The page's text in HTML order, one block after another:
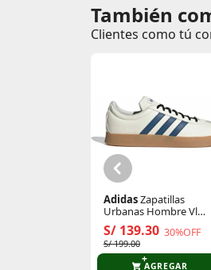
Comentarios
Comentarios de
También
Clientes como tú
AdidasZapatillas
Urbanas Hombre Vl
Court Base
S/ 139.30 30%OFF
S/ 199.00
AGREGAR